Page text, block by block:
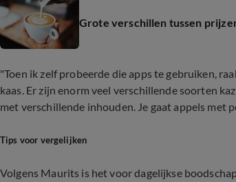
Grote verschillen tussen
"Toen ik zelf probeerde die apps te gebruiken,
kaas. Er zijn enorm veel verschillende soorten
met verschillende inhouden. Je gaat appels met
Tips voor vergelijken
Volgens Maurits is het voor dagelijkse